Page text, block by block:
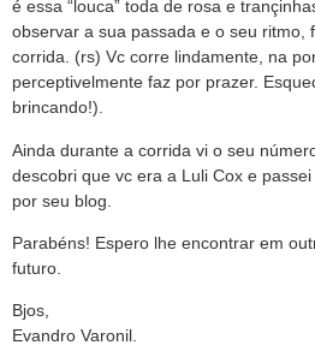
é essa “louca” toda de rosa e
observar a sua passada e o seu ritmo,
corrida. (rs) Vc corre lindamente, na
perceptivelmente faz por prazer.
brincando!).
Ainda durante a corrida vi o seu
descobri que vc era a Luli Cox e
por seu blog.
Parabéns! Espero lhe encontrar em
futuro.
Bjos,
Evandro Varonil.